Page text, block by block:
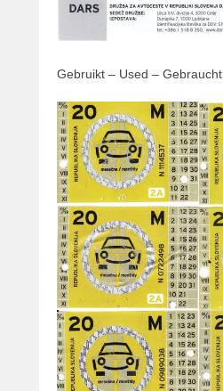
Gebruikt – Used – Gebraucht